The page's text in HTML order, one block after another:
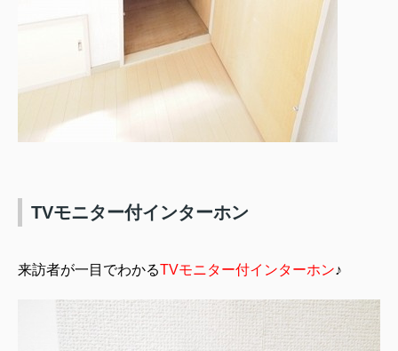
TVモニター付インターホン
来訪者が一目でわかるTVモニター付インターホン♪